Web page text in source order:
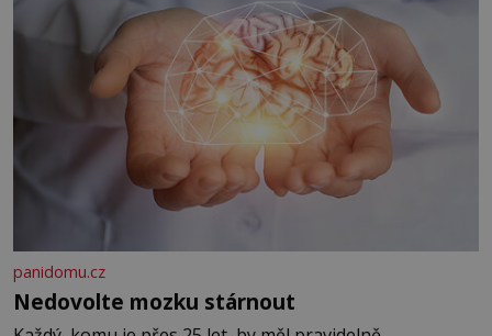
panidomu.cz
Nedovolte mozku stárnout